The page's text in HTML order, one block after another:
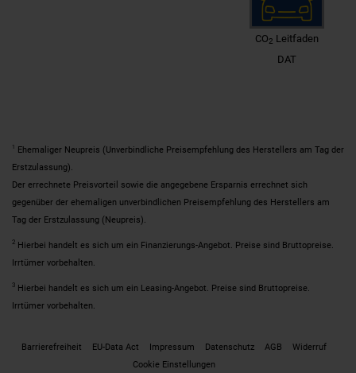
CO2 Leitfaden
DAT
1 Ehemaliger Neupreis (Unverbindliche Preisempfehlung des Herstellers am Tag der
Erstzulassung).
Der errechnete Preisvorteil sowie die angegebene Ersparnis errechnet sich
gegenüber der ehemaligen unverbindlichen Preisempfehlung des Herstellers am
Tag der Erstzulassung (Neupreis).
2 Hierbei handelt es sich um ein Finanzierungs-Angebot. Preise sind Bruttopreise.
Irrtümer vorbehalten.
3 Hierbei handelt es sich um ein Leasing-Angebot. Preise sind Bruttopreise.
Irrtümer vorbehalten.
Barrierefreiheit EU-Data Act Impressum Datenschutz AGB
Widerruf
Cookie Einstellungen